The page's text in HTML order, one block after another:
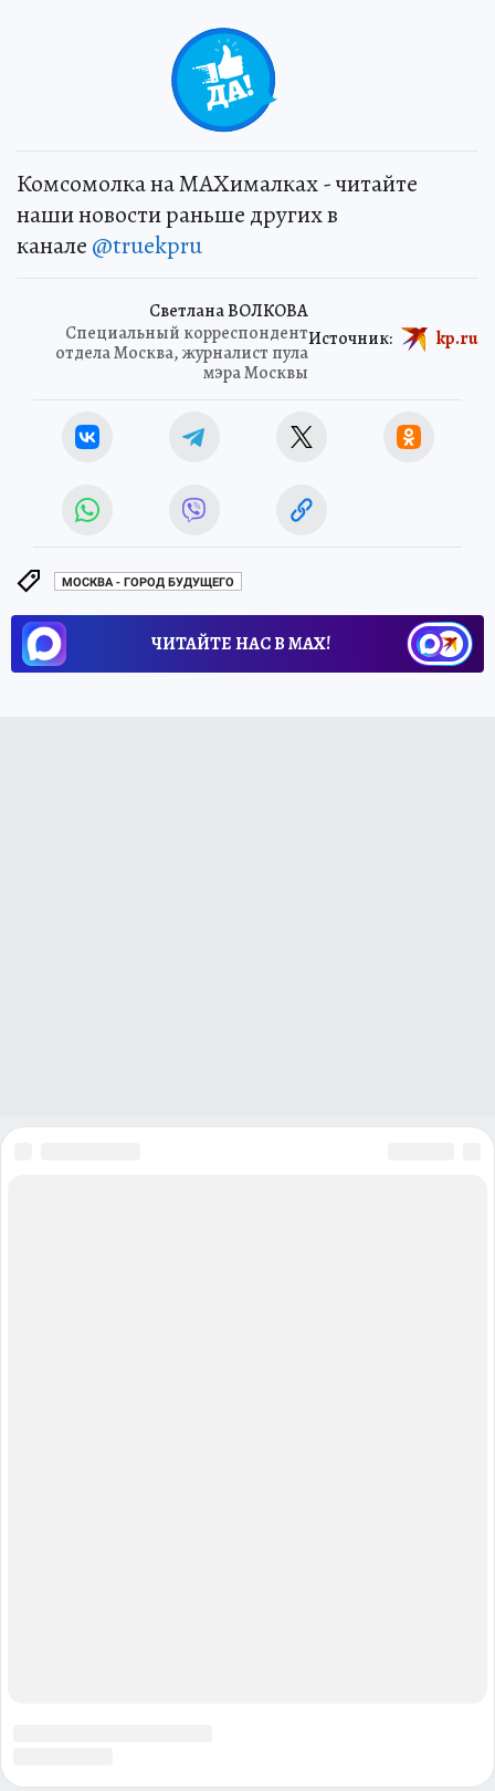
Комсомолка на MAXималках - читайте
наши новости раньше других в
канале @truekpru
Светлана ВОЛКОВА
Специальный корреспондент
отдела Москва, журналист пула
мэра Москвы
Источник: kp.ru
МОСКВА - ГОРОД БУДУЩЕГО
ЧИТАЙТЕ НАС В МАХ!